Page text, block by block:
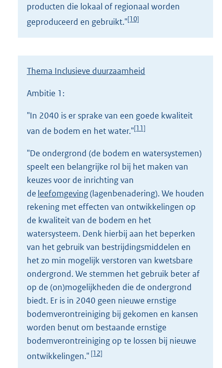
producten die lokaal of regionaal worden
geproduceerd en gebruikt."[10]
Thema Inclusieve duurzaamheid
Ambitie 1:
"In 2040 is er sprake van een goede kwaliteit
van de bodem en het water."[11]
"De ondergrond (de bodem en watersystemen)
speelt een belangrijke rol bij het maken van
keuzes voor de inrichting van
de leefomgeving(lagenbenadering). We houden
rekening met effecten van ontwikkelingen op
de kwaliteit van de bodem en het
watersysteem. Denk hierbij aan het beperken
van het gebruik van bestrijdingsmiddelen en
het zo min mogelijk verstoren van kwetsbare
ondergrond. We stemmen het gebruik beter af
op de (on)mogelijkheden die de ondergrond
biedt. Er is in 2040 geen nieuwe ernstige
bodemverontreiniging bij gekomen en kansen
worden benut om bestaande ernstige
bodemverontreiniging op te lossen bij nieuwe
ontwikkelingen." [12]